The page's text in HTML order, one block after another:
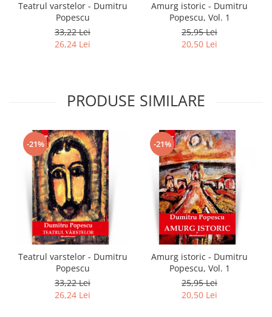
Teatrul varstelor - Dumitru
Popescu
33,22 Lei
26,24 Lei
Amurg istoric - Dumitru
Popescu, Vol. 1
25,95 Lei
20,50 Lei
PRODUSE SIMILARE
-21%
Teatrul varstelor - Dumitru
Popescu
33,22 Lei
26,24 Lei
-21%
Amurg istoric - Dumitru
Popescu, Vol. 1
25,95 Lei
20,50 Lei